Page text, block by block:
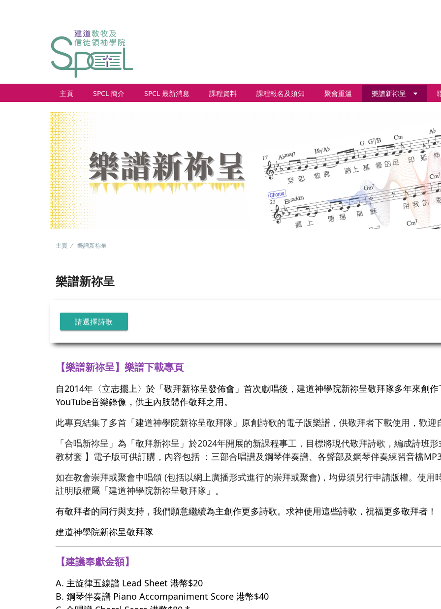
主頁 SPCL 簡介 SPCL 最新消息 課程資料 課程報名及須知 聚會重溫 樂譜新祢呈
主頁 樂譜新祢呈
樂譜新祢呈
請選擇詩歌
【樂譜新祢呈】樂譜下載專頁
自2014年〈立志擺上〉於「敬拜新祢呈發佈會」首次獻唱後，建道神學院新祢呈敬拜隊多年來創
YouTube音樂錄像，供主內肢體作敬拜之用。
此專頁結集了多首「建道神學院新祢呈敬拜隊」原創詩歌的電子版樂譜，供敬拜者下載使用，歡
「合唱新祢呈」為「敬拜新祢呈」於2024年開展的新課程事工，目標將現代敬拜詩歌，編成詩班
教材套 】電子版可供訂購，內容包括 ：三部合唱譜及鋼琴伴奏譜、各聲部及鋼琴伴奏練習音檔
如在教會崇拜或聚會中唱頌 (包括以網上廣播形式進行的崇拜或聚會)，均毋須另行申請版權。使
註明版權屬「建道神學院新祢呈敬拜隊」。
有敬拜者的同行與支持，我們願意繼續為主創作更多詩歌。求神使用這些詩歌，祝福更多敬拜者！
建道神學院新祢呈敬拜隊
【建議奉獻金額】
A. 主旋律五線譜 Lead Sheet 港幣$20
B. 鋼琴伴奏譜 Piano Accompaniment Score 港幣$40